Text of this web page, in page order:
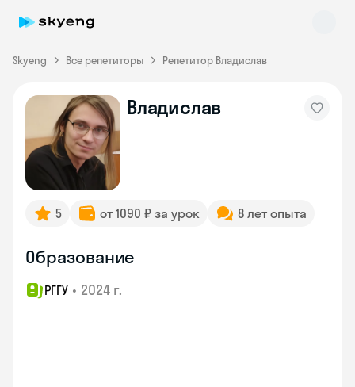
Skyeng Все репетиторы Репетитор Владислав
Владислав
5 от 1090 ₽ за урок 8 лет опыта
Образование
РГГУ • 2024 г.
Skyeng Chat
online